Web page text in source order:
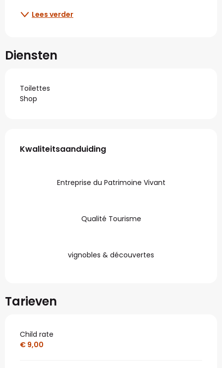
Lees verder
Diensten
Toilettes
Shop
Dienstverlening
Kwaliteitsaanduiding
Kwaliteitsaanduiding
Entreprise du Patrimoine Vivant
Qualité Tourisme
vignobles & découvertes
Tarieven
Child rate
€ 9,00